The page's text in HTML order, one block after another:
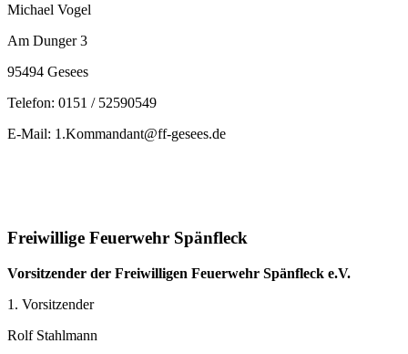
Michael Vogel
Am Dunger 3
95494 Gesees
Telefon: 0151 / 52590549
E-Mail: 1.Kommandant@ff-gesees.de
Freiwillige Feuerwehr Spänfleck
Vorsitzender der Freiwilligen Feuerwehr Spänfleck e.V.
1. Vorsitzender
Rolf Stahlmann